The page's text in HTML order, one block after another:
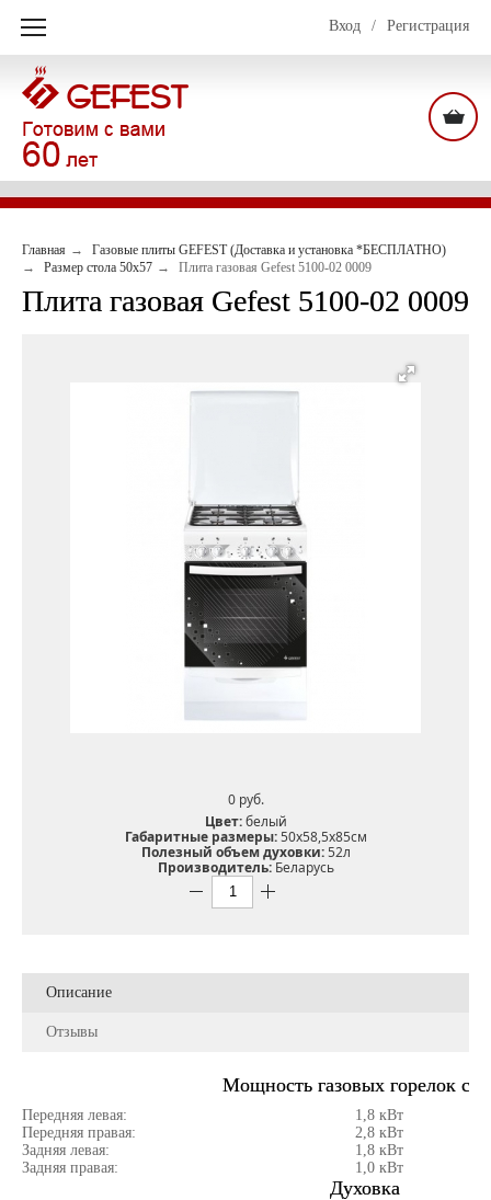
Вход / Регистрация
Главная
Газовые плиты GEFEST (Доставка и установка *БЕСПЛАТНО)
Размер стола 50х57
Плита газовая Gefest 5100-02 0009
Плита газовая Gefest 5100-02 0009
0 pуб.
Цвет:белый
Габаритные размеры:50х58,5х85см
Полезный объем духовки:52л
Производитель:Беларусь
Описание
Отзывы
Мощность газовых горелок
Передняя левая:
1,8 кВт
Передняя правая:
2,8 кВт
Задняя левая:
1,8 кВт
Задняя правая:
1,0 кВт
Духовка